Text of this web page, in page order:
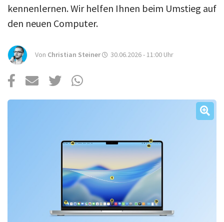
Tests
Tipps
Magazine
Über uns
Podcast
Anmelden
kennenlernen. Wir helfen Ihnen beim Umstieg auf
den neuen Computer.
Von Christian Steiner 30.06.2026 - 11:00 Uhr